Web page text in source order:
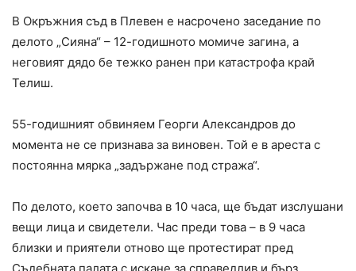
В Окръжния съд в Плевен е насрочено заседание по
делото „Сияна“ – 12-годишното момиче загина, а
неговият дядо бе тежко ранен при катастрофа край
Телиш.
55-годишният обвиняем Георги Александров до
момента не се признава за виновен. Той е в ареста с
постоянна мярка „задържане под стража“.
По делото, което започва в 10 часа, ще бъдат изслушани
вещи лица и свидетели. Час преди това – в 9 часа
близки и приятели отново ще протестират пред
Съдебната палата с искане за справедлив и бърз